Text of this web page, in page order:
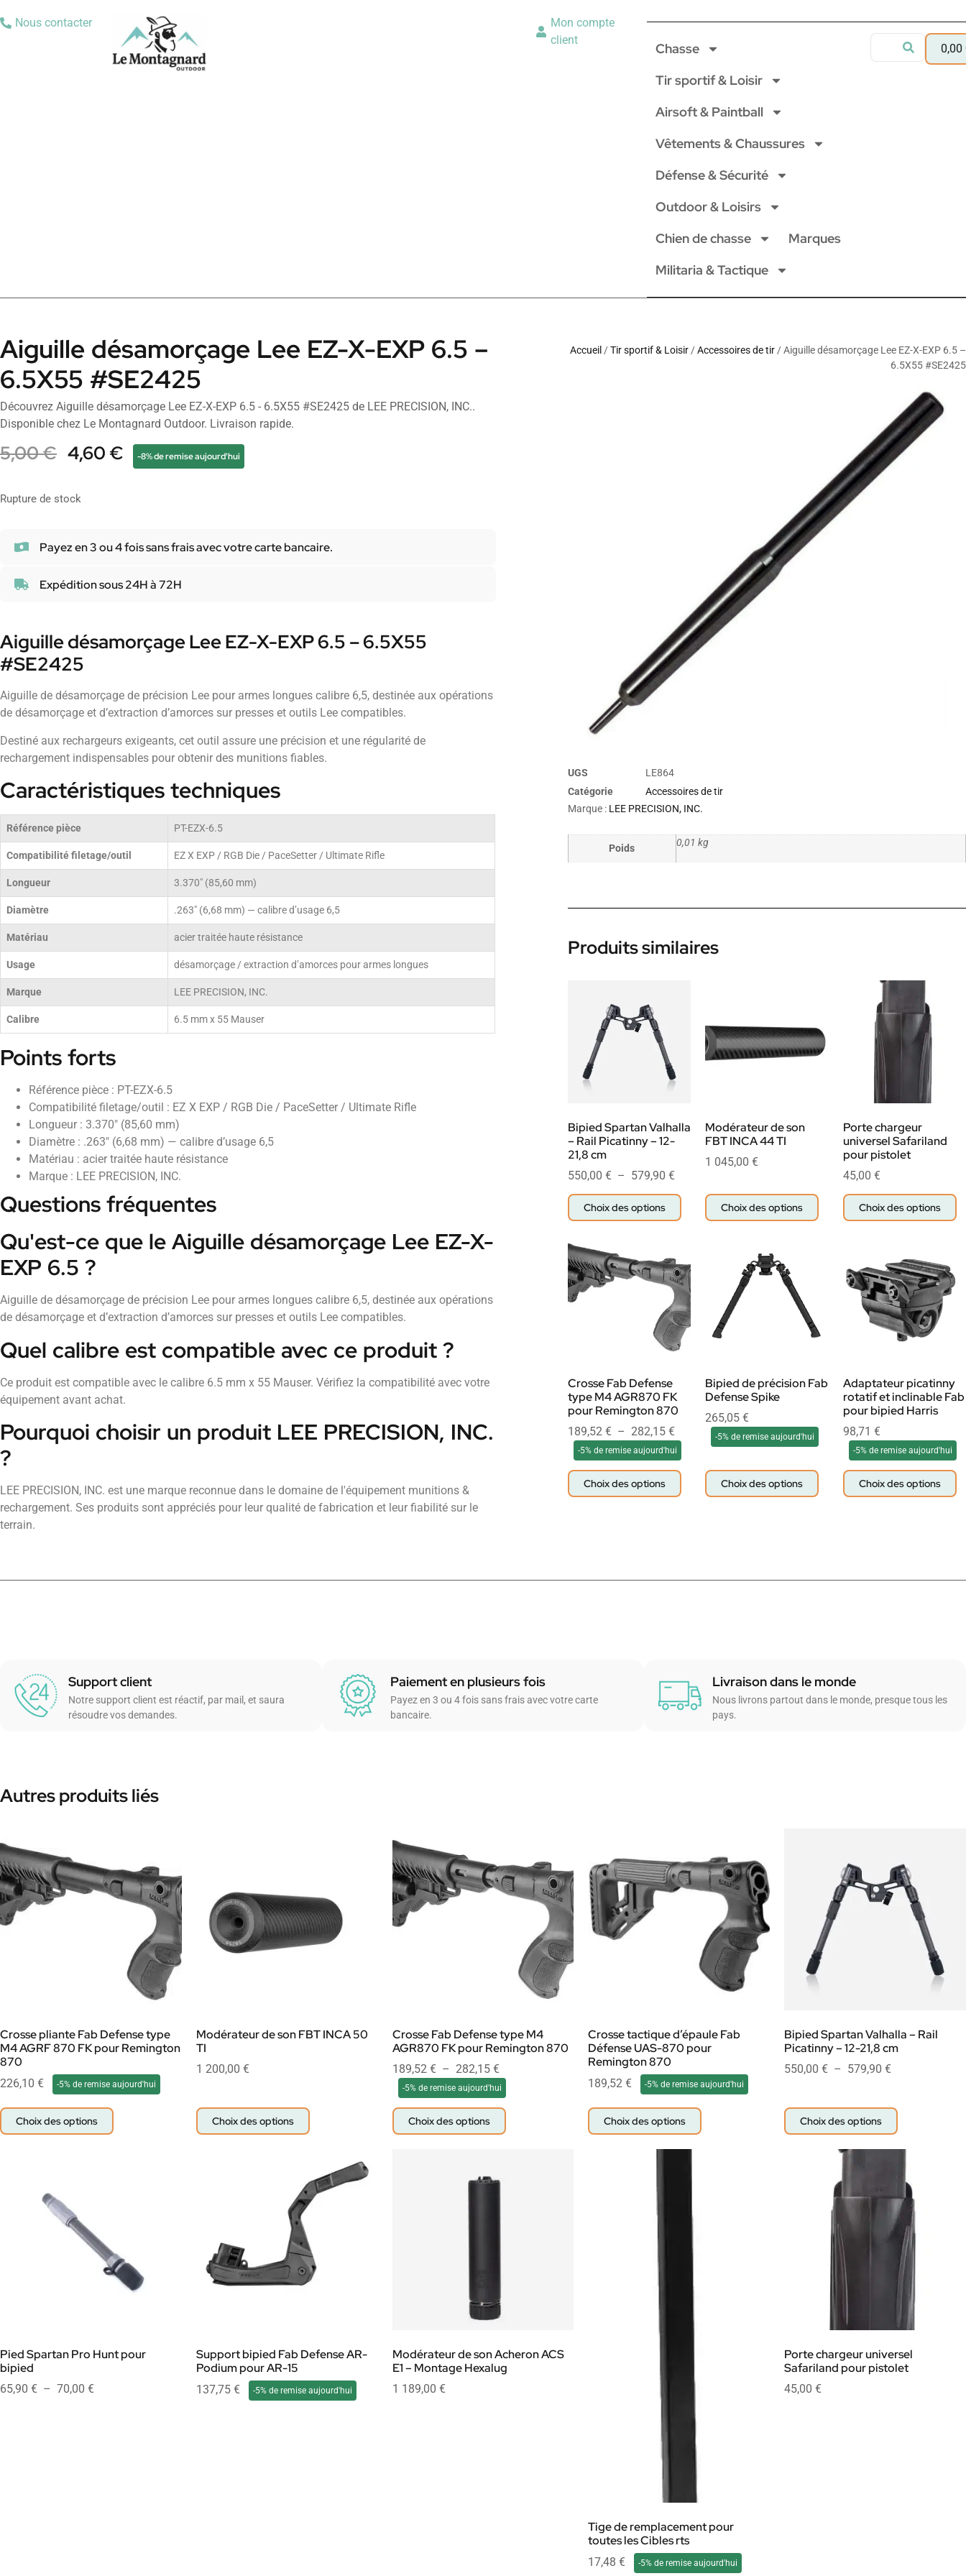
Nous contacter
Mon compte
client
Chasse
Tir sportif & Loisir
Airsoft & Paintball
Vêtements & Chaussures
Défense & Sécurité
Outdoor & Loisirs
Chien de chasse
Marques
Militaria & Tactique
0,00
Aiguille désamorçage Lee EZ-X-EXP 6.5 –
6.5X55 #SE2425
Découvrez Aiguille désamorçage Lee EZ-X-EXP 6.5 - 6.5X55 #SE2425 de LEE PRECISION, INC..
Disponible chez Le Montagnard Outdoor. Livraison rapide.
5,00€ 4,60€ -8% de remise aujourd'hui
Rupture de stock
Payez en 3 ou 4 fois sans frais avec votre carte bancaire.
Expédition sous 24H à 72H
Aiguille désamorçage Lee EZ-X-EXP 6.5 – 6.5X55
#SE2425
Aiguille de désamorçage de précision Lee pour armes longues calibre 6,5, destinée aux opérations
de désamorçage et d’extraction d’amorces sur presses et outils Lee compatibles.
Destiné aux rechargeurs exigeants, cet outil assure une précision et une régularité de
rechargement indispensables pour obtenir des munitions fiables.
Caractéristiques techniques
Référence pièce PT-EZX-6.5
Compatibilité filetage/outil EZ X EXP / RGB Die / PaceSetter / Ultimate Rifle
Longueur 3.370" (85,60 mm)
Diamètre .263" (6,68 mm) — calibre d’usage 6,5
Matériau acier traitée haute résistance
Usage désamorçage / extraction d’amorces pour armes longues
Marque LEE PRECISION, INC.
Calibre 6.5 mm x 55 Mauser
Points forts
Référence pièce : PT-EZX-6.5
Compatibilité filetage/outil : EZ X EXP / RGB Die / PaceSetter / Ultimate Rifle
Longueur : 3.370" (85,60 mm)
Diamètre : .263" (6,68 mm) — calibre d’usage 6,5
Matériau : acier traitée haute résistance
Marque : LEE PRECISION, INC.
Questions fréquentes
Qu'est-ce que le Aiguille désamorçage Lee EZ-X-
EXP 6.5 ?
Aiguille de désamorçage de précision Lee pour armes longues calibre 6,5, destinée aux opérations
de désamorçage et d’extraction d’amorces sur presses et outils Lee compatibles.
Quel calibre est compatible avec ce produit ?
Ce produit est compatible avec le calibre 6.5 mm x 55 Mauser. Vérifiez la compatibilité avec votre
équipement avant achat.
Pourquoi choisir un produit LEE PRECISION, INC.
?
LEE PRECISION, INC. est une marque reconnue dans le domaine de l'équipement munitions &
rechargement. Ses produits sont appréciés pour leur qualité de fabrication et leur fiabilité sur le
terrain.
Accueil /Tir sportif & Loisir /Accessoires de tir / Aiguille désamorçage Lee EZ-X-EXP 6.5 –
6.5X55 #SE2425
UGS
LE864
Catégorie
Accessoires de tir
Marque : LEE PRECISION, INC.
Poids 0,01 kg
Produits similaires
Bipied Spartan Valhalla
– Rail Picatinny – 12-
21,8 cm
550,00 € – 579,90 €
Choix des options
Modérateur de son
FBT INCA 44 TI
1 045,00€
Choix des options
Porte chargeur
universel Safariland
pour pistolet
45,00 €
Choix des options
Crosse Fab Defense
type M4 AGR870 FK
pour Remington 870
189,52 € – 282,15 €
-5% de remise aujourd'hui
Choix des options
Bipied de précision Fab
Defense Spike
265,05€
-5% de remise aujourd'hui
Choix des options
Adaptateur picatinny
rotatif et inclinable Fab
pour bipied Harris
98,71 €
-5% de remise aujourd'hui
Choix des options
Support client
Notre support client est réactif, par mail, et saura
résoudre vos demandes.
Paiement en plusieurs fois
Payez en 3 ou 4 fois sans frais avec votre carte
bancaire.
Livraison dans le monde
Nous livrons partout dans le monde, presque tous les
pays.
Autres produits liés
Crosse pliante Fab Defense type
M4 AGRF 870 FK pour Remington
870
226,10 € -5% de remise aujourd'hui
Choix des options
Modérateur de son FBT INCA 50
TI
1 200,00 €
Choix des options
Crosse Fab Defense type M4
AGR870 FK pour Remington 870
189,52 € – 282,15 €
-5% de remise aujourd'hui
Choix des options
Crosse tactique d’épaule Fab
Défense UAS-870 pour
Remington 870
189,52€ -5% de remise aujourd'hui
Choix des options
Bipied Spartan Valhalla – Rail
Picatinny – 12-21,8 cm
550,00€ – 579,90€
Choix des options
Pied Spartan Pro Hunt pour
bipied
65,90 € – 70,00 €
Support bipied Fab Defense AR-
Podium pour AR-15
137,75 € -5% de remise aujourd'hui
Modérateur de son Acheron ACS
E1 – Montage Hexalug
1 189,00 €
Tige de remplacement pour
toutes les Cibles rts
17,48€ -5% de remise aujourd'hui
Porte chargeur universel
Safariland pour pistolet
45,00€